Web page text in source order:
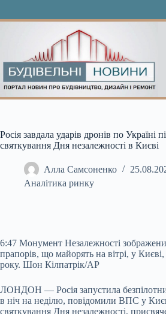
Росія завдала ударів дронів по Україні
святкування Дня незалежності в Києві
Алла Самсоненко
Аналітика ринку
6:47 Монумент Незалежності
прапорів, що майорять на вітрі, у
року. Шон Кілпатрік/AP
ЛОНДОН — Росія запустила
в ніч на неділю, повідомили ВПС у
святкування Дня незалежності,